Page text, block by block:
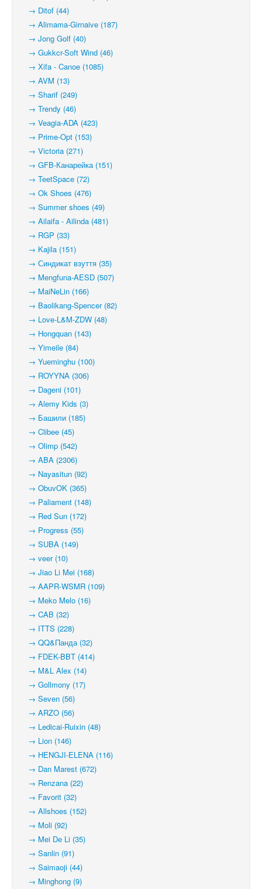
→ Ditof (44)
→ Alimama-Girnaive (187)
→ Jong Golf (40)
→ Gukkcr-Soft Wind (46)
→ Xifa - Canoe (1085)
→ AVM (13)
→ Sharif (249)
→ Trendy (46)
→ Veagia-ADA (423)
→ Prime-Opt (153)
→ Victoria (271)
→ GFB-Канарейка (151)
→ TeetSpace (72)
→ Ok Shoes (476)
→ Summer shoes (49)
→ Ailaifa - Ailinda (481)
→ RGP (33)
→ Kajila (151)
→ Синдикат взуття (35)
→ Mengfuna-AESD (507)
→ MaiNeLin (166)
→ Baolikang-Spencer (82)
→ Love-L&M-ZDW (48)
→ Hongquan (143)
→ Yimeile (84)
→ Yueminghu (100)
→ ROYYNA (306)
→ Dageni (101)
→ Alemy Kids (3)
→ Башили (185)
→ Clibee (45)
→ Olimp (542)
→ ABA (2306)
→ Nayasitun (92)
→ ObuvOK (365)
→ Paliament (148)
→ Red Sun (172)
→ Progress (55)
→ SUBA (149)
→ veer (10)
→ Jiao Li Mei (168)
→ AAPR-WSMR (109)
→ Meko Melo (16)
→ CAB (32)
→ ITTS (228)
→ QQ&Панда (32)
→ FDEK-BBT (414)
→ M&L Alex (14)
→ Gollmony (17)
→ Seven (56)
→ ARZO (56)
→ Ledicai-Ruixin (48)
→ Lion (146)
→ HENGJI-ELENA (116)
→ Dan Marest (672)
→ Renzana (22)
→ Favorit (32)
→ Allshoes (152)
→ Moli (92)
→ Mei De Li (35)
→ Sanlin (91)
→ Saimaoji (44)
→ Minghong (9)